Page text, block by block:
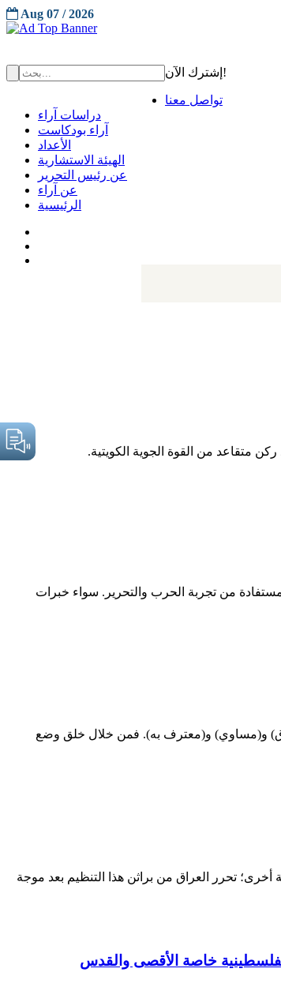
Aug 07 / 2026
إشترك الآن!
تواصل معنا
دراسات آراء
آراء بودكاست
الأعداد
الهيئة الاستشارية
عن رئيس التحرير
عن آراء
الرئيسية
متقاعد من القوة الجوية الكويتية.
الخليجي على تمحيص الدروس المستفادة من تجربة الحرب والتحرير. سواء خبرات
و(مساوي) و(معترف به). فمن خلال خلق وضع
تحرر العراق من براثن هذا التنظيم بعد موجة
خاصة الأقصى والقدس